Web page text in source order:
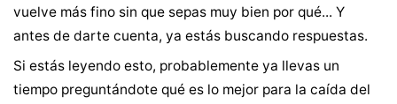
vuelve más fino sin que sepas muy bien por qué... Y
antes de darte cuenta, ya estás buscando respuestas.
Si estás leyendo esto, probablemente ya llevas un
tiempo preguntándote qué es lo mejor para la caída del